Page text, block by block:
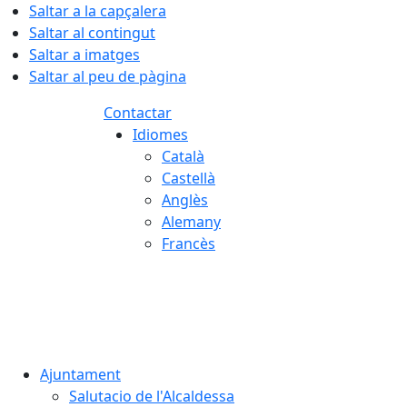
Saltar a la capçalera
Saltar al contingut
Saltar a imatges
Saltar al peu de pàgina
Contactar
Idiomes
Català
Castellà
Anglès
Alemany
Francès
Ajuntament
Salutacio de l'Alcaldessa